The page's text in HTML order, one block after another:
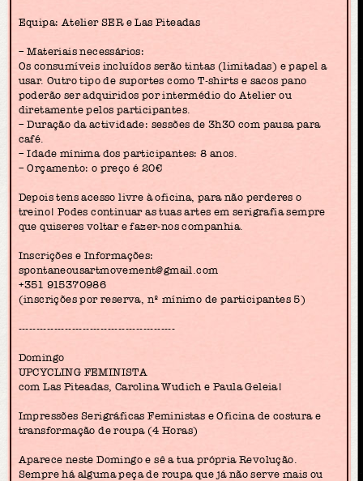
Equipa: Atelier SER e Las Piteadas
– Materiais necessários:
Os consumíveis incluídos serão tintas (limitadas) e papel a
usar. Outro tipo de suportes como T-shirts e sacos pano
poderão ser adquiridos por intermédio do Atelier ou
diretamente pelos participantes.
– Duração da actividade: sessões de 3h30 com pausa para
café.
– Idade mínima dos participantes: 8 anos.
– Orçamento: o preço é 20€
Depois tens acesso livre à oficina, para não perderes o
treino! Podes continuar as tuas artes em serigrafia sempre
que quiseres voltar e fazer-nos companhia.
Inscrições e Informações:
spontaneousartmovement@gmail.com
+351 915370986
(inscrições por reserva, nº mínimo de participantes 5)
--------------------------------------------
Domingo
UPCYCLING FEMINISTA
com Las Piteadas, Carolina Wudich e Paula Geleia!
Impressões Serigráficas Feministas e Oficina de costura e
transformação de roupa (4 Horas)
Aparece neste Domingo e sê a tua própria Revolução.
Sempre há alguma peça de roupa que já não serve mais ou